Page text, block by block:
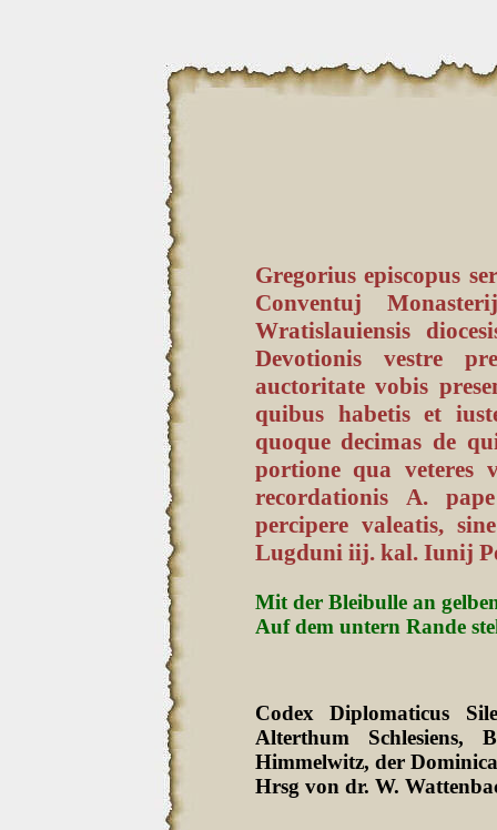
Gregorius episcopus
Conventuj
Wratislauiensis
Devotionis vestre
auctoritate vobis
quibus habetis et
quoque decimas de
portione qua veteres
recordationis A.
percipere valeatis,
Lugduni iij. kal. Iunij
Mit der Bleibulle an
Auf dem untern Rande
Codex Diplomaticus
Alterthum
Himmelwitz, der
Hrsg von dr. W.